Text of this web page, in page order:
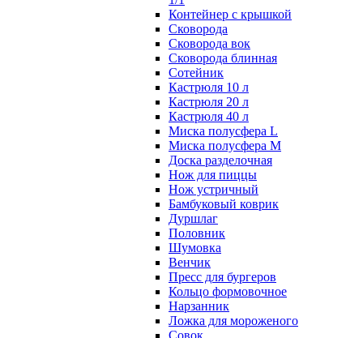
Контейнер с крышкой
Сковорода
Сковорода вок
Сковорода блинная
Сотейник
Кастрюля 10 л
Кастрюля 20 л
Кастрюля 40 л
Миска полусфера L
Миска полусфера M
Доска разделочная
Нож для пиццы
Нож устричный
Бамбуковый коврик
Дуршлаг
Половник
Шумовка
Венчик
Пресс для бургеров
Кольцо формовочное
Нарзанник
Ложка для мороженого
Совок